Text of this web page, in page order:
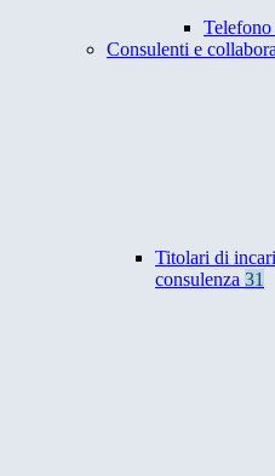
Telefono
Consulenti e
Titolari di
consulenza 31